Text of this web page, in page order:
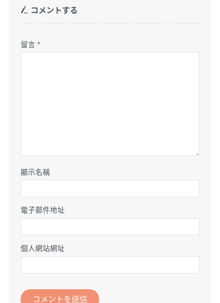
コメントする
留言*
顯示名稱
電子郵件地址
個人網站網址